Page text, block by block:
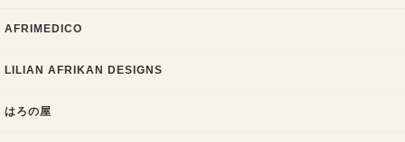
AFRIMEDICO
LILIAN AFRIKAN DESIGNS
はろの屋